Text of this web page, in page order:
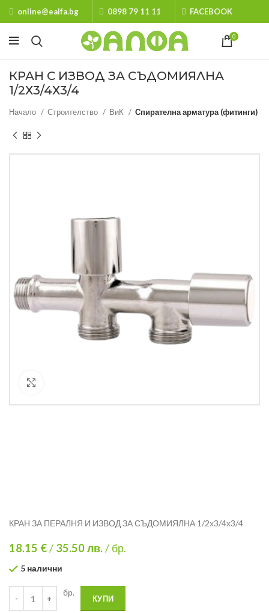
online@ealfa.bg 0898 79 11 11 FACEBOOK
0
КРАН С ИЗВОД ЗА СЪДОМИЯЛНА
1/2Х3/4Х3/4
Начало Строителство ВиК Спирателна арматура (фитинги)
КРАН ЗА ПЕРАЛНЯ И ИЗВОД ЗА СЪДОМИЯЛНА 1/2х3/4х3/4
18.15 €/ 35.50лв./ бр.
5 налични
бр.
КУПИ